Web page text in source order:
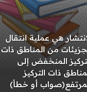
هي عملية انتقال
من المناطق ذات
المنخفض إلى
ذات التركيز
أو خطأ)